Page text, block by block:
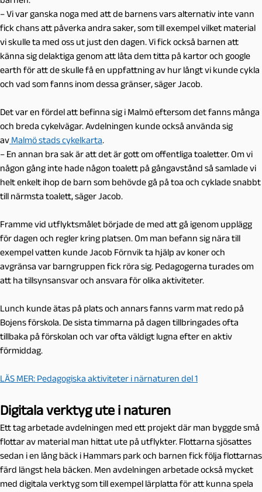
– Vi var ganska noga med att de barnens vars alternativ inte vann
fick chans att påverka andra saker, som till exempel vilket material
vi skulle ta med oss ut just den dagen. Vi fick också barnen att
känna sig delaktiga genom att låta dem titta på kartor och google
earth för att de skulle få en uppfattning av hur långt vi kunde cykla
och vad som fanns inom dessa gränser, säger Jacob.
Det var en fördel att befinna sig i Malmö eftersom det fanns många
och breda cykelvägar. Avdelningen kunde också använda sig
av Malmö stads cykelkarta.
– En annan bra sak är att det är gott om offentliga toaletter. Om vi
någon gång inte hade någon toalett på gångavstånd så samlade vi
helt enkelt ihop de barn som behövde gå på toa och cyklade snabbt
till närmsta toalett, säger Jacob.
Framme vid utflyktsmålet började de med att gå igenom upplägg
för dagen och regler kring platsen. Om man befann sig nära till
exempel vatten kunde Jacob Förnvik ta hjälp av koner och
avgränsa var barngruppen fick röra sig. Pedagogerna turades om
att ha tillsynsansvar och ansvara för olika aktiviteter.
Lunch kunde ätas på plats och annars fanns varm mat redo på
Bojens förskola. De sista timmarna på dagen tillbringades ofta
tillbaka på förskolan och var ofta väldigt lugna efter en aktiv
förmiddag.
LÄS MER: Pedagogiska aktiviteter i närnaturen del 1
Digitala verktyg ute i naturen
Ett tag arbetade avdelningen med ett projekt där man byggde små
flottar av material man hittat ute på utflykter. Flottarna sjösattes
sedan i en lång bäck i Hammars park och barnen fick följa flottarnas
färd längst hela bäcken. Men avdelningen arbetade också mycket
med digitala verktyg som till exempel lärplatta för att kunna spela